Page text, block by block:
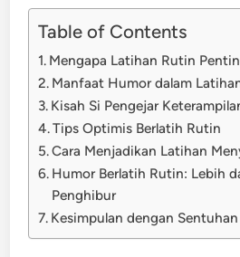
Table of Contents
Mengapa Latihan Rutin
Manfaat Humor dalam
Kisah Si Pengejar
Tips Optimis Berlatih Rutin
Cara Menjadikan Latihan
Humor Berlatih Rutin: Lebih
Penghibur
Kesimpulan dengan